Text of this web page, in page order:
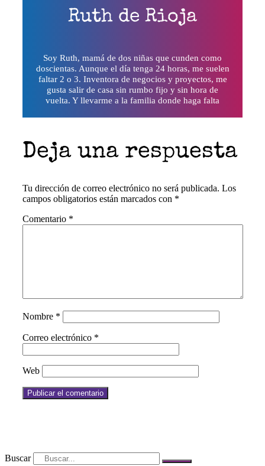
Ruth de Rioja
Soy Ruth, mamá de dos niñas que cunden como
doscientas. Aunque el día tenga 24 horas, me suelen
faltar 2 o 3. Inventora de negocios y proyectos, me
gusta salir de casa sin rumbo fijo y sin hora de
vuelta. Y llevarme a la familia donde haga falta
Deja una respuesta
Tu dirección de correo electrónico no será publicada. Los
campos obligatorios están marcados con *
Comentario *
Nombre *
Correo electrónico *
Web
Buscar